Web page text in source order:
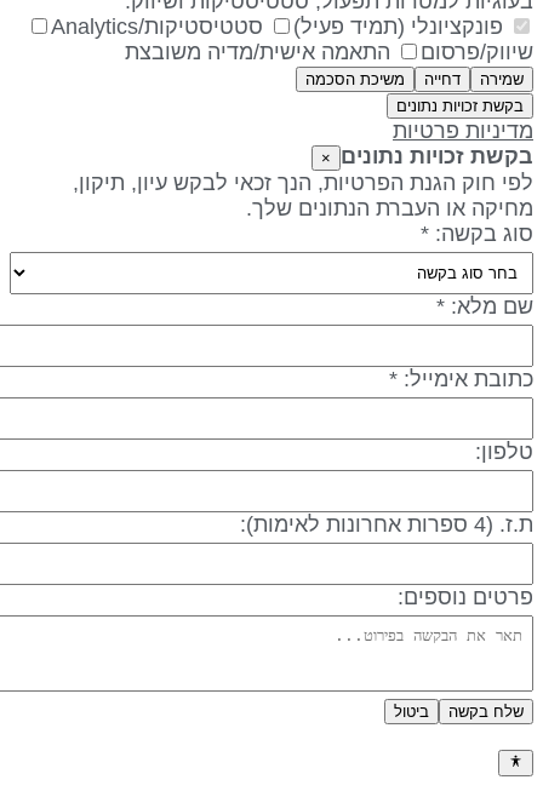
פונקציונלי (תמיד פעיל)
סטטיסטיקות/Analytics
פרסום
התאמה אישית/מדיה משובצת
שמירה דחייה
משיכת הסכמה
בקשת זכויות נתונים
פרטיות
זכויות נתונים
חוק הגנת הפרטיות, הנך זכאי לבקש עיון, תיקון,
או העברת הנתונים שלך.
בקשה: *
מלא: *
אימייל: *
ספרות אחרונות לאימות):
נוספים:
שלח בקשה ביטול